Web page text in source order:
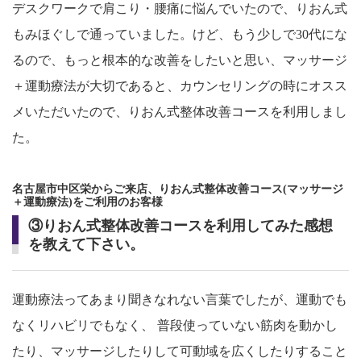
デスクワークで肩こり・腰痛に悩んでいたので、りおん式
もみほぐしで通っていました。けど、もう少しで30代にな
るので、もっと根本的な改善をしたいと思い、マッサージ
＋運動療法が大切であると、カウンセリングの時にオスス
メいただいたので、りおん式整体改善コースを利用しまし
た。
名古屋市中区栄からご来店、りおん式整体改善コース(マッサージ
＋運動療法)をご利用のお客様
③りおん式整体改善コースを利用してみた感想
を教えて下さい。
運動療法ってあまり聞きなれない言葉でしたが、運動でも
なくリハビリでもなく、 普段使っていない筋肉を動かし
たり、マッサージしたりして可動域を広くしたりすること